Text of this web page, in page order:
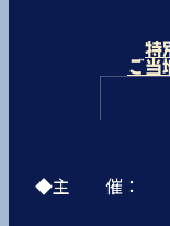
特
ご当
◆主 催：